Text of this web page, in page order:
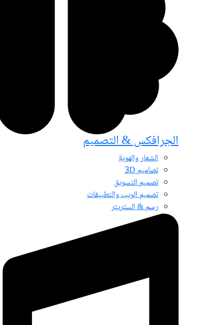
الجرافكس & التصميم
الشعار والهوية
تصاميم 3D
تصميم التسويق
تصميم الويب والتطبيقات
رسم & الستريتر